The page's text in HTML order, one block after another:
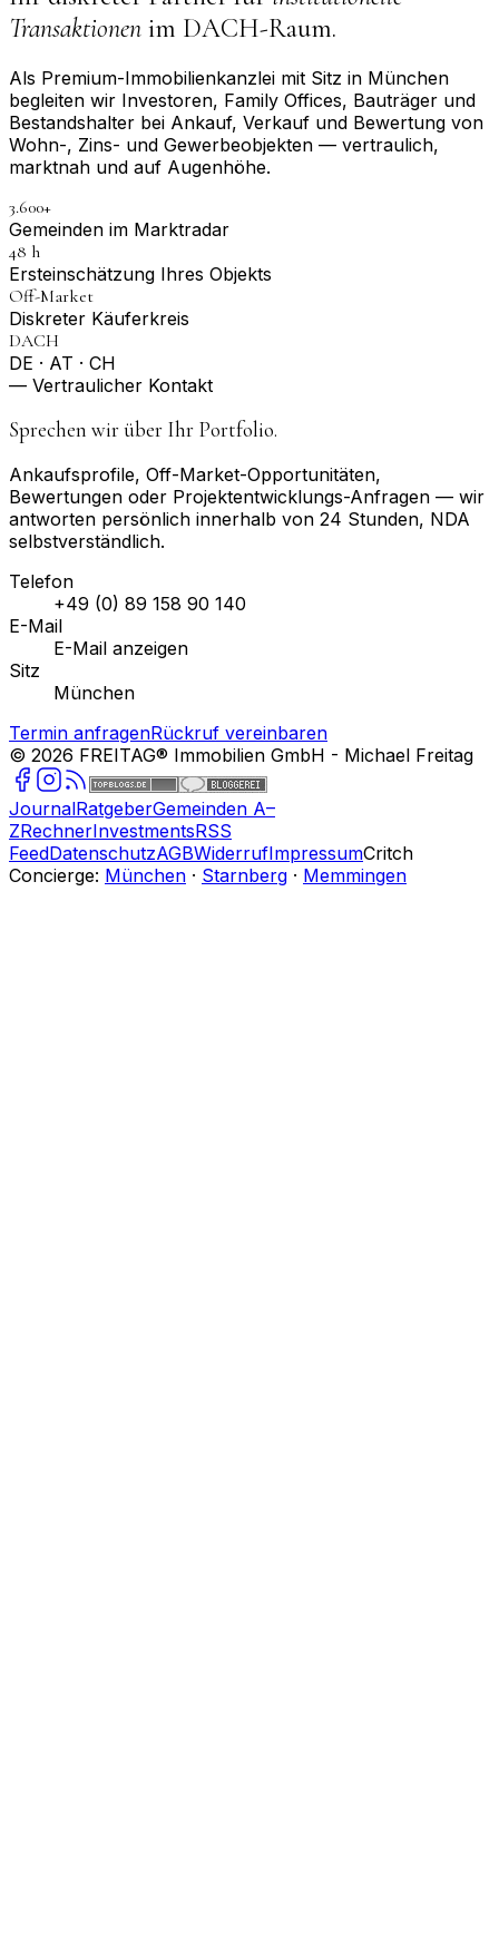
Transaktionen im DACH-Raum.
Als Premium-Immobilienkanzlei mit Sitz in München
begleiten wir Investoren, Family Offices, Bauträger und
Bestandshalter bei Ankauf, Verkauf und Bewertung von
Wohn-, Zins- und Gewerbeobjekten — vertraulich,
marktnah und auf Augenhöhe.
3.600+
Gemeinden im Marktradar
48 h
Erst­einschätzung Ihres Objekts
Off-Market
Diskreter Käuferkreis
DACH
DE · AT · CH
— Vertraulicher Kontakt
Sprechen wir über Ihr Portfolio.
Ankaufsprofile, Off-Market-Opportunitäten,
Bewertungen oder Projektentwicklungs-Anfragen — wir
antworten persönlich innerhalb von 24 Stunden, NDA
selbstverständlich.
Telefon
+49 (0) 89 158 90 140
E-Mail
E-Mail anzeigen
Sitz
München
Termin anfragenRückruf vereinbaren
© 2026 FREITAG® Immobilien GmbH - Michael Freitag
JournalRatgeberGemeinden A–
ZRechnerInvestmentsRSS
FeedDatenschutzAGBWiderrufImpressumCritch
Concierge: München · Starnberg · Memmingen